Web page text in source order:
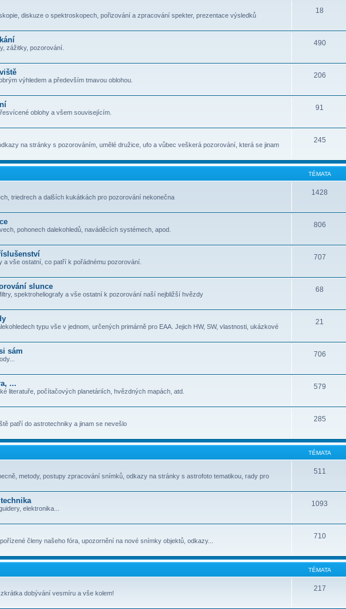
diskuze o spektroskopech, pořizování a zpracování spekter, prezentace výsledků
18
zážitky, pozorování.
490
výhledem a především tmavou oblohou.
206
oblohy a všem souvisejícím.
91
na stránky s pozorováním, umělé družice, ufo a vůbec veškerá pozorování, která se jinam
245
TÉMATA
triedrech a dalších kukátkách pro pozorování nekonečna
1428
pohonech dalekohledů, naváděcích systémech, apod.
806
a vše ostatní, co patří k pořádnému pozorování.
707
slunce
spektroheliografy a vše ostatní k pozorování naší nejbližší hvězdy
68
typu vše v jednom, určených primárně pro EAA. Jejich HW, SW, vlastnosti, ukázkové
21
sám 706
...
literatuře, počítačových planetáriích, hvězdných mapách, atd.
579
patří do astrotechniky a jinam se nevešlo
285
TÉMATA
metody, postupy zpracování snímků, odkazy na stránky s astrofoto tematikou, rady pro
511
elektronika...
1093
členy našeho fóra, upozornění na nové snímky objektů, odkazy...
710
TÉMATA
dobývání vesmíru a vše kolem!
217